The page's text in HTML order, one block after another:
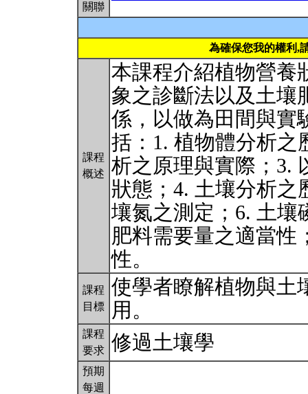
關聯
為確保您我的權利,
課程
概述
本課程介紹植物營養
象之診斷法以及土壤
係，以做為田間與實
括：1. 植物體分析之
析之原理與實際；3.
狀態；4. 土壤分析之
壤氮之測定；6. 土壤
肥料需要量之適當性
性。
課程
目標
使學者瞭解植物與土
用。
課程
要求 修過土壤學
預期
每週